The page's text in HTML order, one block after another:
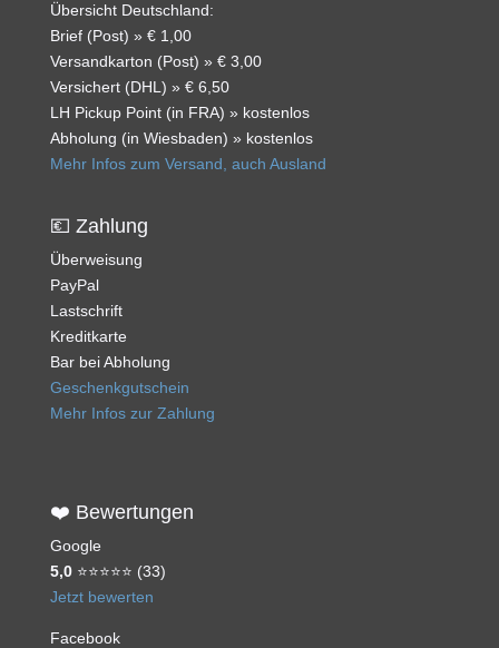
Übersicht Deutschland:
Brief (Post) » € 1,00
Versandkarton (Post) » € 3,00
Versichert (DHL) » € 6,50
LH Pickup Point (in FRA) » kostenlos
Abholung (in Wiesbaden) » kostenlos
Mehr Infos zum Versand, auch Ausland
💶 Zahlung
Überweisung
PayPal
Lastschrift
Kreditkarte
Bar bei Abholung
Geschenkgutschein
Mehr Infos zur Zahlung
❤️ Bewertungen
Google
5,0⭐⭐⭐⭐⭐ (33)
Jetzt bewerten
Facebook